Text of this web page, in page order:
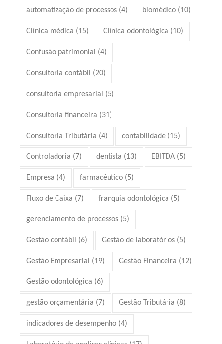
automatização de processos (4) biomédico (10)
Clínica médica (15) Clínica odontológica (10)
Confusão patrimonial (4)
Consultoria contábil (20)
consultoria empresarial (5)
Consultoria financeira (31)
Consultoria Tributária (4) contabilidade (15)
Controladoria (7) dentista (13) EBITDA (5)
Empresa (4) farmacêutico (5)
Fluxo de Caixa (7) franquia odontológica (5)
gerenciamento de processos (5)
Gestão contábil (6) Gestão de laboratórios (5)
Gestão Empresarial (19) Gestão Financeira (12)
Gestão odontológica (6)
gestão orçamentária (7) Gestão Tributária (8)
indicadores de desempenho (4)